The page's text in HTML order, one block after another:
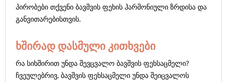
პირობები თქვენი ბავშვის ფეხის ჰარმონიული ზრდისა და
განვითარებისთვის.
ხშირად დასმული კითხვები
რა სიხშირით უნდა შევცვალო ბავშვის ფეხსაცმელი?
ჩვეულებრივ, ბავშვის ფეხსაცმელი უნდა შეიცვალოს